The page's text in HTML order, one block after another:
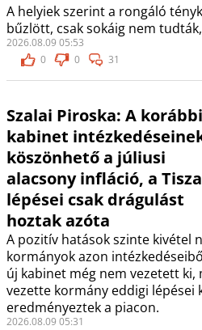
A helyiek szerint a rongáló
bűzlött, csak sokáig nem
2026.08.09 05:53
0
0 31
Szalai Piroska: A korábbi
kabinet
köszönhető a júliusi
alacsony infláció, a Tisza
lépései csak drágulást
hoztak azóta
A pozitív hatások szinte kivétel
kormányok azon
új kabinet még nem vezetett ki,
vezette kormány eddigi lépései
eredményeztek a piacon.
2026.08.09 05:31